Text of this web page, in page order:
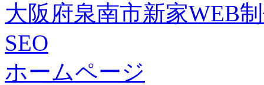
大阪府泉南市新家WEB
SEO
ホームページ